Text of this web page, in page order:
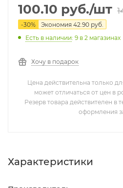
100.10 руб./шт
-30% Экономия 42.90 руб.
Есть в наличии: 9 в 2 магазинах
Хочу в подарок
Цена действительна только
может отличаться от цен в
Резерв товара действителен в
оформления
Характеристики